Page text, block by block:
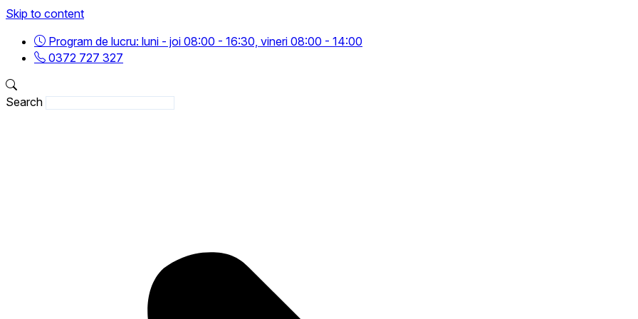
Skip to content
Program de lucru: luni - joi 08:00 - 16:30, vineri 08:00 - 14:00
0372 727 327
Search